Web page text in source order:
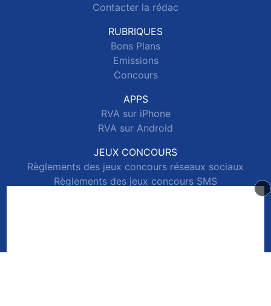
Contacter la rédac
RUBRIQUES
Bons Plans
Emissions
Concours
APPS
RVA sur iPhone
RVA sur Android
JEUX CONCOURS
Règlements des jeux concours réseaux sociaux
Règlements des jeux concours SMS